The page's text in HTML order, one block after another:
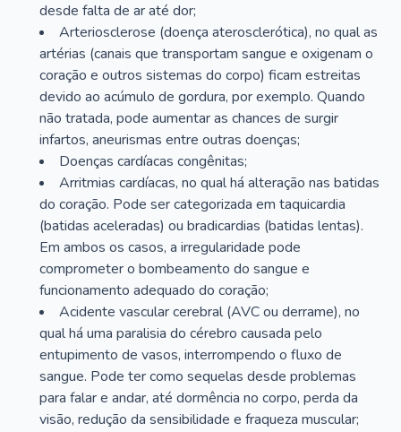
desde falta de ar até dor;
Arteriosclerose (doença aterosclerótica), no qual as
artérias (canais que transportam sangue e oxigenam o
coração e outros sistemas do corpo) ficam estreitas
devido ao acúmulo de gordura, por exemplo. Quando
não tratada, pode aumentar as chances de surgir
infartos, aneurismas entre outras doenças;
Doenças cardíacas congênitas;
Arritmias cardíacas, no qual há alteração nas batidas
do coração. Pode ser categorizada em taquicardia
(batidas aceleradas) ou bradicardias (batidas lentas).
Em ambos os casos, a irregularidade pode
comprometer o bombeamento do sangue e
funcionamento adequado do coração;
Acidente vascular cerebral (AVC ou derrame), no
qual há uma paralisia do cérebro causada pelo
entupimento de vasos, interrompendo o fluxo de
sangue. Pode ter como sequelas desde problemas
para falar e andar, até dormência no corpo, perda da
visão, redução da sensibilidade e fraqueza muscular;